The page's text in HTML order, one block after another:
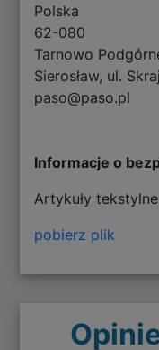
Polska
62-080
Tarnowo
Sierosław, ul.
paso@paso.pl
Informacje o
Artykuły
pobierz plik